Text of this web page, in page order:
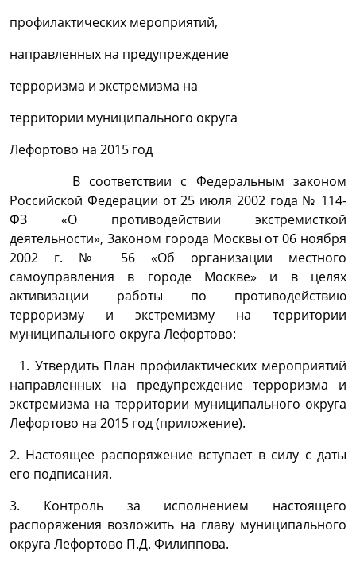
профилактических мероприятий,
направленных на предупреждение
терроризма и экстремизма на
территории муниципального округа
Лефортово на 2015 год
В соответствии с Федеральным законом
Российской Федерации от 25 июля 2002 года № 114-
ФЗ «О противодействии экстремисткой
деятельности», Законом города Москвы от 06 ноября
2002 г. № 56 «Об организации местного
самоуправления в городе Москве» и в целях
активизации работы по противодействию
терроризму и экстремизму на территории
муниципального округа Лефортово:
1. Утвердить План профилактических мероприятий
направленных на предупреждение терроризма и
экстремизма на территории муниципального округа
Лефортово на 2015 год (приложение).
2. Настоящее распоряжение вступает в силу с даты
его подписания.
3. Контроль за исполнением настоящего
распоряжения возложить на главу муниципального
округа Лефортово П.Д. Филиппова.